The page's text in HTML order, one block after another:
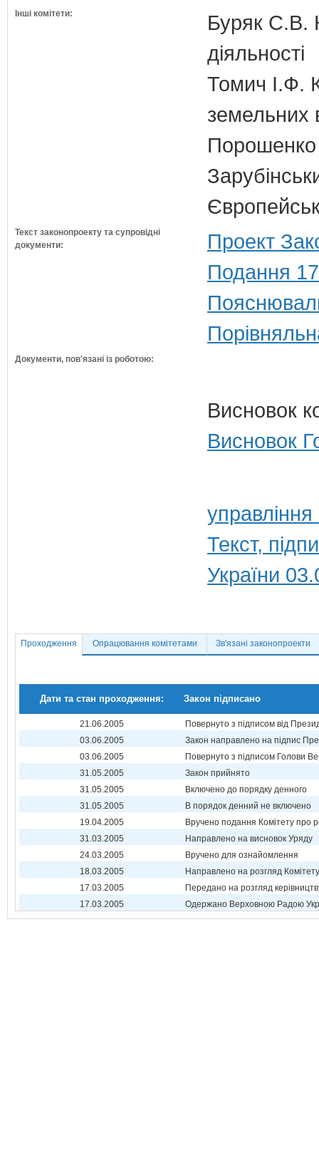
Інші комітети:
Буряк С.В.
діяльності
Томич І.Ф.
земельних
Порошенко
Текст законопроекту та супровідні
документи:
Проект
Подання
Документи, пов'язані із роботою:
Висновок
Висновок
Текст,
України
Проходження Опрацювання комітетами Зв'язані законопроекти
Дати та стан проходження: Закон підписано
21.06.2005
Повернуто з підписом від
03.06.2005
Закон направлено на підпис
03.06.2005
Повернуто з підписом Голови
31.05.2005
Закон прийнято
31.05.2005
Включено до порядку денного
31.05.2005
В порядок денний не включено
19.04.2005
Вручено подання Комітету про
31.03.2005
Направлено на висновок Уряду
24.03.2005
Вручено для ознайомлення
18.03.2005
Направлено на розгляд Комітету
17.03.2005
Передано на розгляд
17.03.2005
Одержано Верховною Радою